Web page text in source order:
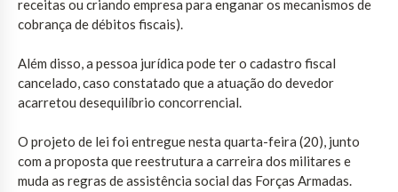
receitas ou criando empresa para enganar os mecanismos de
cobrança de débitos fiscais).
Além disso, a pessoa jurídica pode ter o cadastro fiscal
cancelado, caso constatado que a atuação do devedor
acarretou desequilíbrio concorrencial.
O projeto de lei foi entregue nesta quarta-feira (20), junto
com a proposta que reestrutura a carreira dos militares e
muda as regras de assistência social das Forças Armadas.